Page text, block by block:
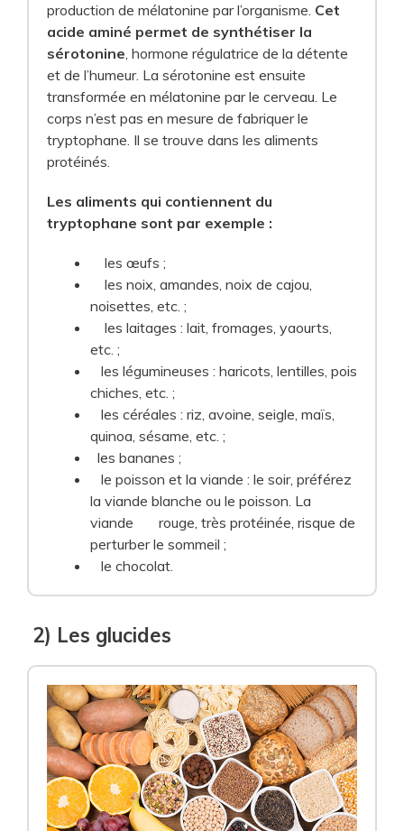
production de mélatonine par l’organisme. Cet
acide aminé permet de synthétiser la
sérotonine, hormone régulatrice de la détente
et de l’humeur. La sérotonine est ensuite
transformée en mélatonine par le cerveau. Le
corps n’est pas en mesure de fabriquer le
tryptophane. Il se trouve dans les aliments
protéinés.
Les aliments qui contiennent du
tryptophane sont par exemple :
les œufs ;
les noix, amandes, noix de cajou,
noisettes, etc. ;
les laitages : lait, fromages, yaourts,
etc. ;
les légumineuses : haricots, lentilles, pois
chiches, etc. ;
les céréales : riz, avoine, seigle, maïs,
quinoa, sésame, etc. ;
les bananes ;
le poisson et la viande : le soir, préférez
la viande blanche ou le poisson. La
viande rouge, très protéinée, risque de
perturber le sommeil ;
le chocolat.
2) Les glucides